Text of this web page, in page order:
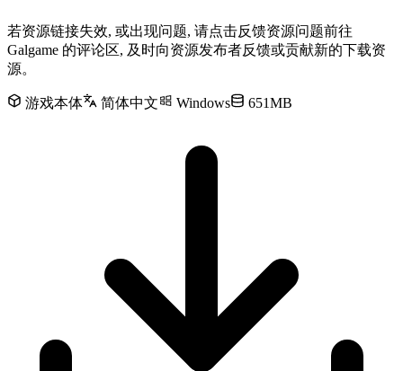
若资源链接失效, 或出现问题, 请点击反馈资源问题前往
Galgame 的评论区, 及时向资源发布者反馈或贡献新的下载资
源。
游戏本体 简体中文 Windows 651MB